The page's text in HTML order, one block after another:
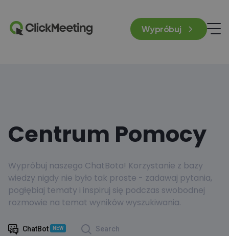
Wypróbuj
Centrum Pomocy
Wypróbuj naszego ChatBota! Korzystanie z bazy
wiedzy nigdy nie było tak proste - zadawaj pytania,
pogłębiaj tematy i inspiruj się podczas swobodnej
rozmowie na temat wyników wyszukiwania.
ChatBot NEW Search